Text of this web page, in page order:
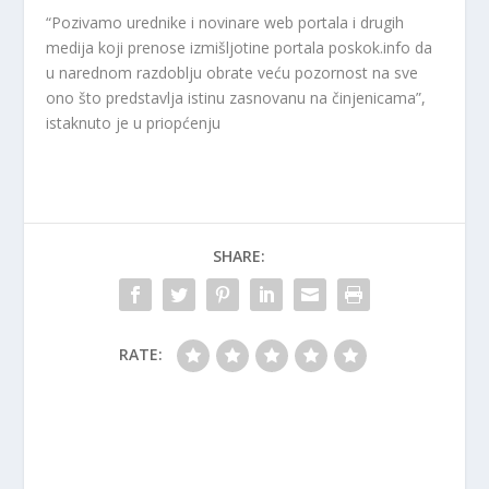
“Pozivamo urednike i novinare web portala i drugih
medija koji prenose izmišljotine portala poskok.info da
u narednom razdoblju obrate veću pozornost na sve
ono što predstavlja istinu zasnovanu na činjenicama”,
istaknuto je u priopćenju
SHARE:
RATE: